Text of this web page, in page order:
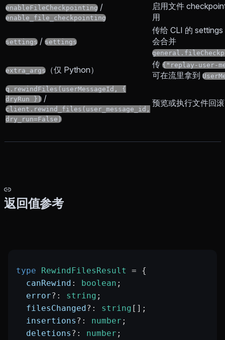
enableFileCheckpointing /
enable_file_checkpointing
启用文件
用
settings / settings
传给 CLI 的
会合并
extra_args （仅 Python）
传 {"replay-user-
可在流里拿到
q.rewindFiles(userMessageId, {
dryRun }) /
client.rewind_files(user_message_id,
dry_run=False)
预览或执行文件回滚
返回值参考
type RewindFilesResult = {
  canRewind
: boolean ;
  error
?: string ;
  filesChanged
?: string [];
  insertions
?: number ;
  deletions
?: number ;